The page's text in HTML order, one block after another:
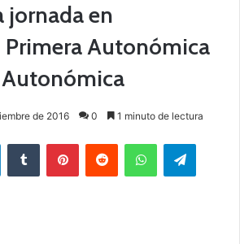
jornada en
Primera Autonómica
de 2016 0 1 minuto de lectura